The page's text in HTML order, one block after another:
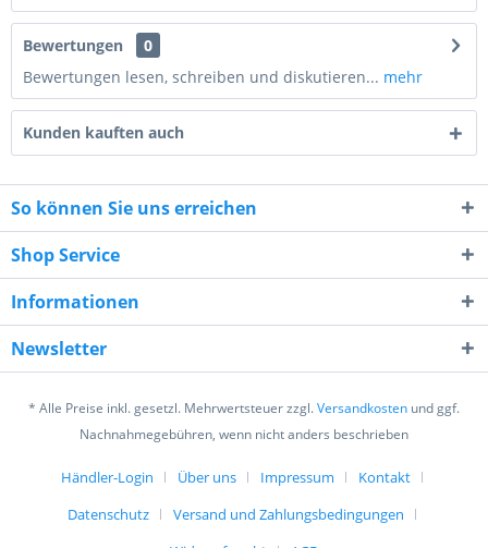
1 * 1 = ?
Ich habe die Datenschutzerklärung
verstanden und stimme zu. *
Mit * gekennzeichnete Felder sind Pflichtfelder.
Senden
Bewertungen
0
Bewertungen lesen, schreiben und diskutieren... mehr
Kunden kauften auch
So können Sie uns erreichen
Shop Service
Informationen
Newsletter
* Alle Preise inkl. gesetzl. Mehrwertsteuer zzgl.Versandkosten und ggf.
Nachnahmegebühren, wenn nicht anders beschrieben
Händler-Login Über uns Impressum
Kontakt
Datenschutz
Versand und Zahlungsbedingungen